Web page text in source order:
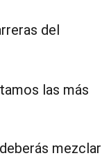
del
las más
mezclar